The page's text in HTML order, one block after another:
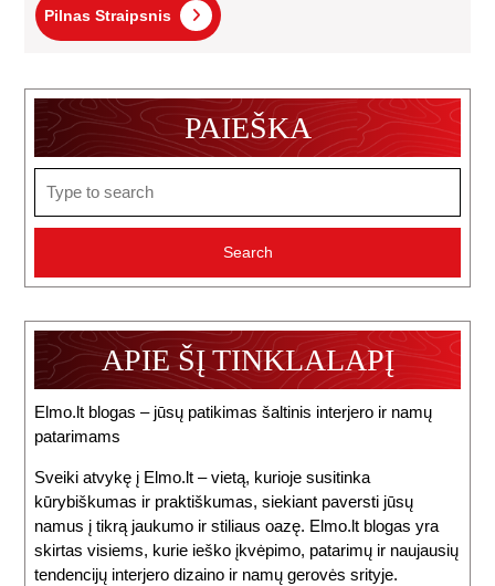
Pilnas Straipsnis
Pilnas
Straipsnis
PAIEŠKA
for:
APIE ŠĮ TINKLALAPĮ
Elmo.lt blogas – jūsų patikimas šaltinis interjero ir namų
patarimams
Sveiki atvykę į Elmo.lt – vietą, kurioje susitinka
kūrybiškumas ir praktiškumas, siekiant paversti jūsų
namus į tikrą jaukumo ir stiliaus oazę. Elmo.lt blogas yra
skirtas visiems, kurie ieško įkvėpimo, patarimų ir naujausių
tendencijų interjero dizaino ir namų gerovės srityje.